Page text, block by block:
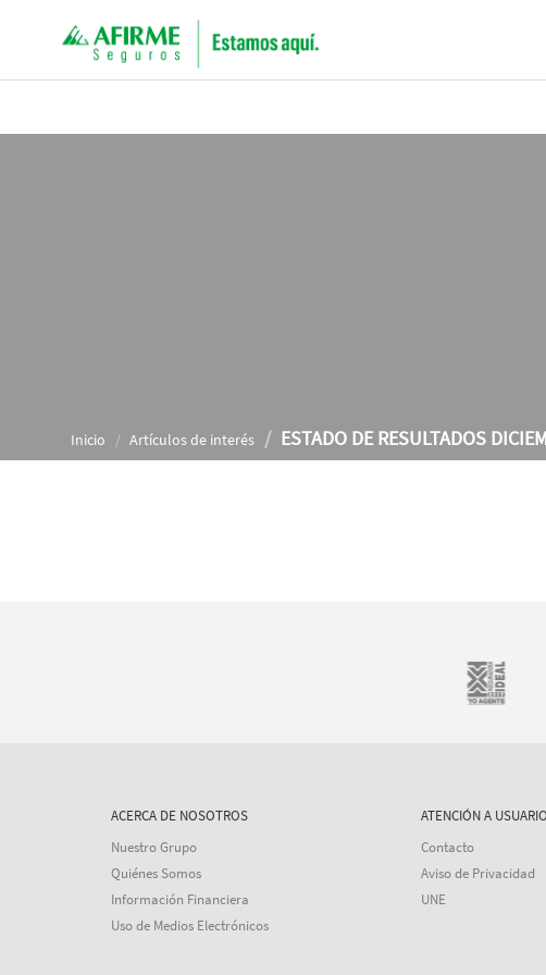
Inicio Artículos de interés ESTADO DE RESULTADOS
ACERCA DE NOSOTROS
Nuestro Grupo
Quiénes Somos
Información Financiera
Uso de Medios Electrónicos
ATENCIÓN A
Contacto
Aviso de Privacidad
UNE